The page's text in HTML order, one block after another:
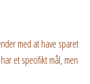
med at have sparet
et specifikt mål, men